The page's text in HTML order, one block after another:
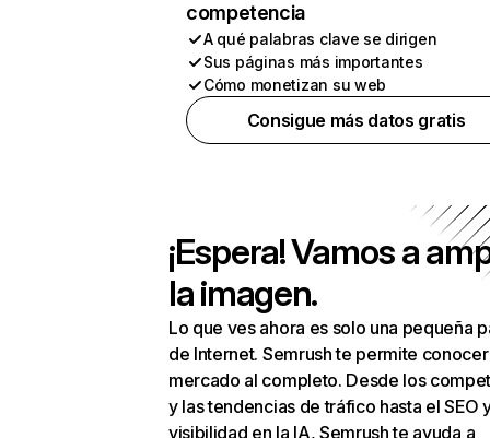
competencia
A qué palabras clave se dirigen
Sus páginas más importantes
Cómo monetizan su web
Consigue más datos gratis
¡Espera! Vamos a
la imagen.
Lo que ves ahora es solo una pequeña
de Internet. Semrush te permite
mercado al completo. Desde los
y las tendencias de tráfico hasta el SEO
visibilidad en la IA, Semrush te ayuda a